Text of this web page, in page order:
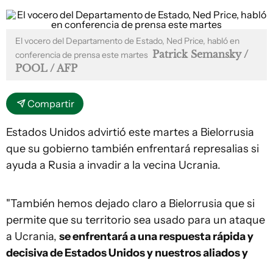
El vocero del Departamento de Estado, Ned Price, habló en
conferencia de prensa este martes Patrick Semansky /
POOL / AFP
Compartir
Estados Unidos advirtió este martes a Bielorrusia
que su gobierno también enfrentará represalias si
ayuda a Rusia a invadir a la vecina Ucrania.
"También hemos dejado claro a Bielorrusia que si
permite que su territorio sea usado para un ataque
a Ucrania, se enfrentará a una respuesta rápida y
decisiva de Estados Unidos y nuestros aliados y